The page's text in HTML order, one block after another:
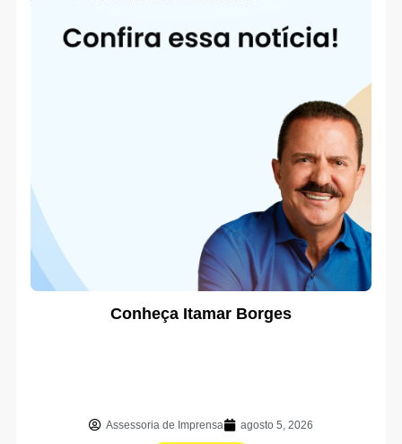
Conheça Itamar Borges
Assessoria de Imprensa agosto 5, 2026